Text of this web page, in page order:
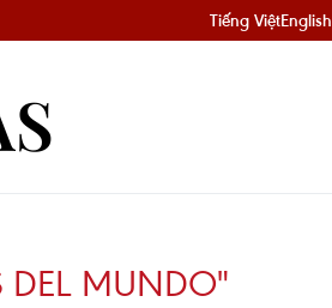
Tiếng ViệtEnglish
DEL MUNDO"